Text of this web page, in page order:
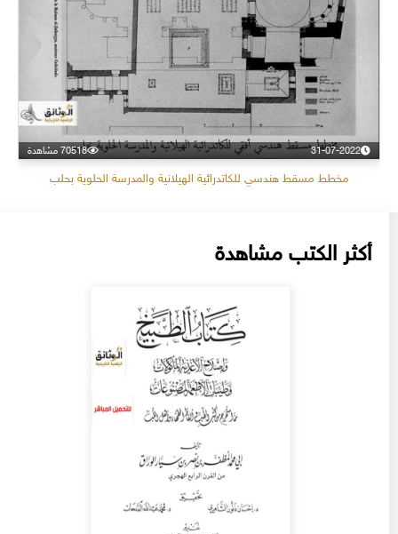
31-07-2022 70518 مشاهدة
مخطط مسقط هندسي للكاتدرائية الهيلانية والمدرسة الحلوية بحلب
أكثر الكتب مشاهدة